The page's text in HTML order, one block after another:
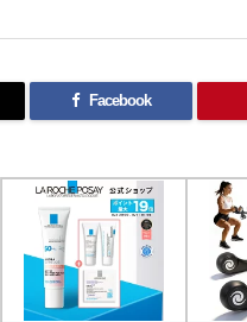
Facebook